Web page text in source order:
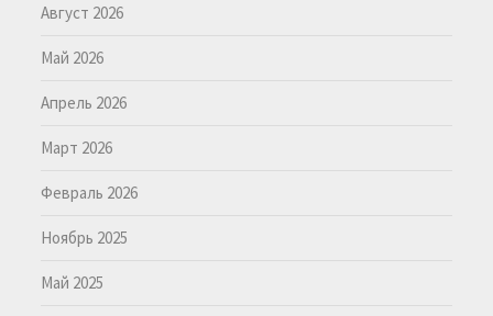
Август 2026
Май 2026
Апрель 2026
Март 2026
Февраль 2026
Ноябрь 2025
Май 2025